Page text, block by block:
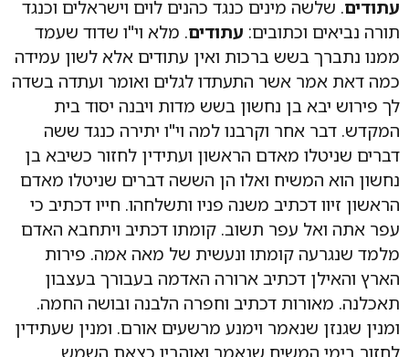
עתודים. שלשה מינים כנגד כהנים לוים וישראלים וכנגד
תורה נביאים וכתובים: עתודים. מלא וי"ו שדוד שעמד
ממנו נתברך בשש ברכות ואין עתודים אלא לשון עמידה
כמה דאת אמר אשר התעתדו לגלים ואומר ועתדה בשדה
לך פירוש יבא בן נחשון בשש מדות ויבנה יסוד בית
המקדש. דבר אחר וקרבנו למה וי"ו יתירה כנגד ששה
דברים שניטלו מאדם הראשון ועתידין לחזור כשיבא בן
נחשון הוא המשיח ואלו הן הששה דברים שניטלו מאדם
הראשון זיוו דכתיב משנה פניו ותשלחהו. חייו דכתיב כי
עפר אתה ואל עפר תשוב. קומתו דכתיב ויתחבא האדם
מלמד שנגרעה קומתו ונעשית של מאה אמה. פירות
הארץ והאילן דכתיב ארורה האדמה בעבורך בעצבון
תאכלנה. מאורות דכתיב וחפרה הלבנה ובושה החמה.
ומנין שגנזן שנאמר וימנע מרשעים אורם. ומנין שעתידין